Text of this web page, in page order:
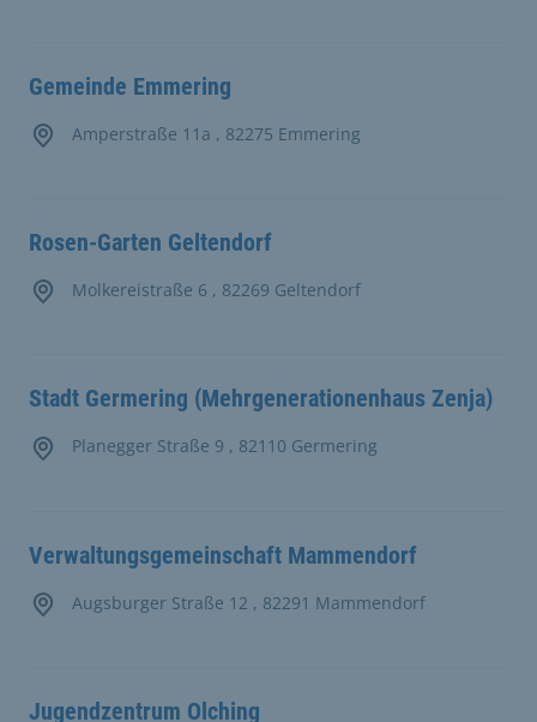
Gemeinde Emmering
Amperstraße 11a , 82275 Emmering
Rosen-Garten Geltendorf
Molkereistraße 6 , 82269 Geltendorf
Stadt Germering (Mehrgenerationenhaus Zenja)
Planegger Straße 9 , 82110 Germering
Verwaltungsgemeinschaft Mammendorf
Augsburger Straße 12 , 82291 Mammendorf
Jugendzentrum Olching